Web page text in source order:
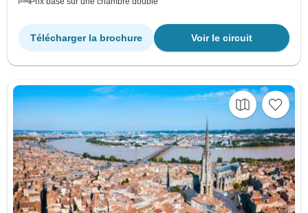
Voir le circuit
Télécharger la brochure